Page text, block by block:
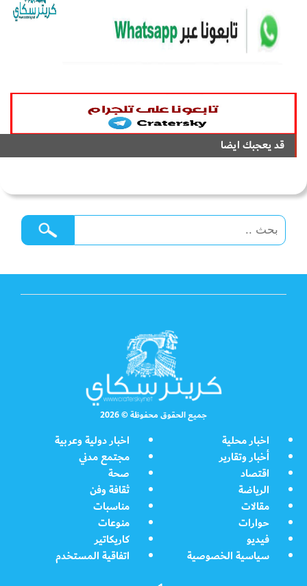
قد يعجبك ايضا
جميع الحقوق محفوظة © 2026
اخبار محلية
اخبار دولية وعربية
أخبار وتقارير
مجتمع مدني
اقتصاد
صحة
الرياضة
ثقافة وفن
مقالات
مناسبات
حوارات
منوعات
فيديو
كاريكاتير
سياسية الخصوصية
اتفاقية المستخدم